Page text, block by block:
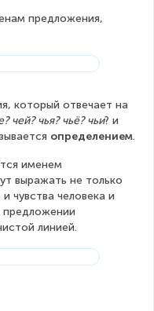
предложения,
который отвечает на
чей? чья? чьё? чьи? и
определением.
именем
выражать не только
чувства человека и
предложении
линией.